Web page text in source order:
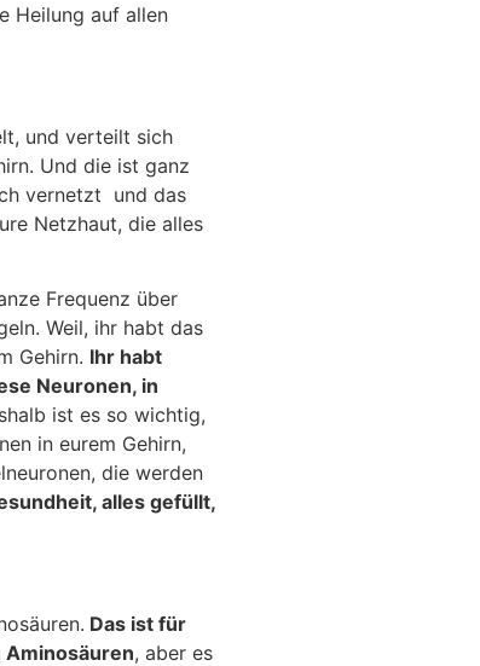
Heilung auf allen
und verteilt sich
Und die ist ganz
vernetzt und das
Netzhaut, die alles
Frequenz über
Weil, ihr habt das
Gehirn. Ihr habt
Neuronen, in
ist es so wichtig,
in eurem Gehirn,
die werden
alles gefüllt,
Das ist für
, aber es